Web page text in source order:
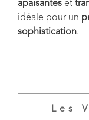
apaisantes et
idéale pour un
sophistication.
Les